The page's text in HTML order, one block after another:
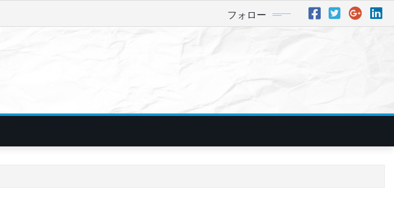
フォロー